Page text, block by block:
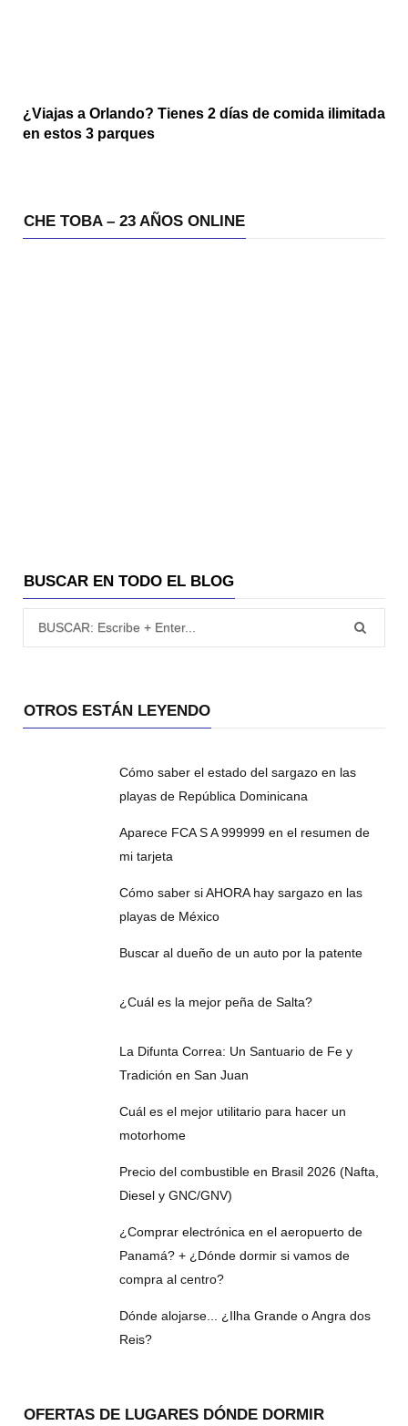
¿Viajas a Orlando? Tienes 2 días de comida ilimitada
en estos 3 parques
CHE TOBA – 23 AÑOS ONLINE
BUSCAR EN TODO EL BLOG
OTROS ESTÁN LEYENDO
Cómo saber el estado del sargazo en las
playas de República Dominicana
Aparece FCA S A 999999 en el resumen de
mi tarjeta
Cómo saber si AHORA hay sargazo en las
playas de México
Buscar al dueño de un auto por la patente
¿Cuál es la mejor peña de Salta?
La Difunta Correa: Un Santuario de Fe y
Tradición en San Juan
Cuál es el mejor utilitario para hacer un
motorhome
Precio del combustible en Brasil 2026 (Nafta,
Diesel y GNC/GNV)
¿Comprar electrónica en el aeropuerto de
Panamá? + ¿Dónde dormir si vamos de
compra al centro?
Dónde alojarse... ¿Ilha Grande o Angra dos
Reis?
OFERTAS DE LUGARES DÓNDE DORMIR